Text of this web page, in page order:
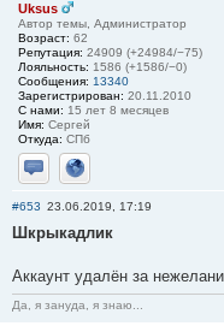
Uksus
Автор темы, Администратор
Возраст: 62
Репутация: 24909 (+24984/−75)
Лояльность: 1586 (+1586/−0)
Сообщения: 13340
Зарегистрирован: 20.11.2010
С нами: 15 лет 8 месяцев
Имя: Сергей
Откуда: СПб
Отправить личное
Сайт
#653 23.06.2019, 17:19
Шкрыкадлик
Аккаунт удалён за
Да, я зануда, я знаю...